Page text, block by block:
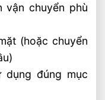
chuyển phù
(hoặc chuyển
dụng đúng mục